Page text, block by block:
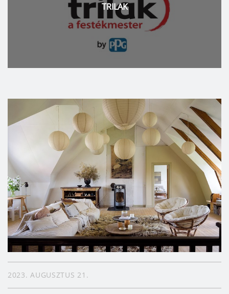
TRILAK
2023. AUGUSZTUS 21.